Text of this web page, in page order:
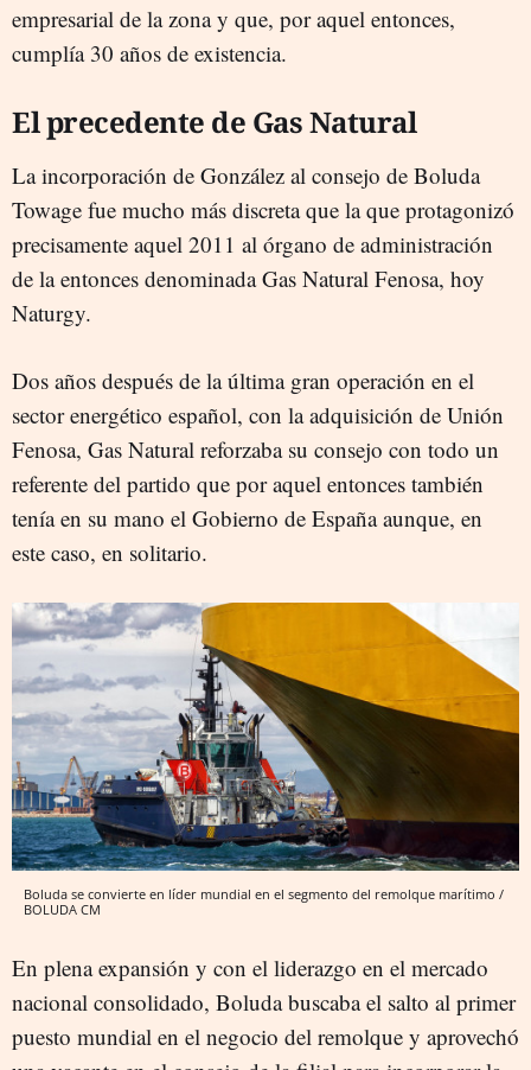
empresarial de la zona y que, por aquel entonces,
cumplía 30 años de existencia.
El precedente de Gas Natural
La incorporación de González al consejo de Boluda
Towage fue mucho más discreta que la que protagonizó
precisamente aquel 2011 al órgano de administración
de la entonces denominada Gas Natural Fenosa, hoy
Naturgy.
Dos años después de la última gran operación en el
sector energético español, con la adquisición de Unión
Fenosa, Gas Natural reforzaba su consejo con todo un
referente del partido que por aquel entonces también
tenía en su mano el Gobierno de España aunque, en
este caso, en solitario.
Boluda se convierte en líder mundial en el segmento del remolque marítimo /
BOLUDA CM
En plena expansión y con el liderazgo en el mercado
nacional consolidado, Boluda buscaba el salto al primer
puesto mundial en el negocio del remolque y aprovechó